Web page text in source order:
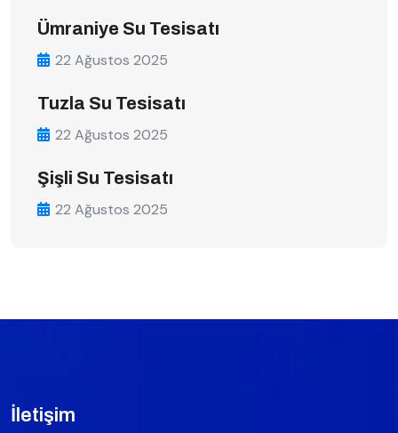
Ümraniye Su Tesisatı
22 Ağustos 2025
Tuzla Su Tesisatı
22 Ağustos 2025
Şişli Su Tesisatı
22 Ağustos 2025
İletişim